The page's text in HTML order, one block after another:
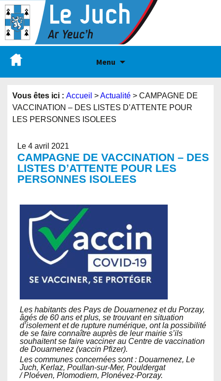
Menu
Vous êtes ici : Accueil >Actualité > CAMPAGNE DE
VACCINATION – DES LISTES D’ATTENTE POUR
LES PERSONNES ISOLEES
Le 4 avril 2021
CAMPAGNE DE VACCINATION – DES
LISTES D’ATTENTE POUR LES
PERSONNES ISOLEES
Les habitants des Pays de Douarnenez et du Porzay,
âgés de 60 ans et plus, se trouvant en situation
d’isolement et de rupture numérique, ont la possibilité
de se faire connaître auprès de leur mairie s’ils
souhaitent se faire vacciner au Centre de vaccination
de Douarnenez (vaccin Pfizer).
Les communes concernées sont : Douarnenez, Le
Juch, Kerlaz, Poullan-sur-Mer, Pouldergat
/Ploéven, Plomodiern, Plonévez-Porzay.